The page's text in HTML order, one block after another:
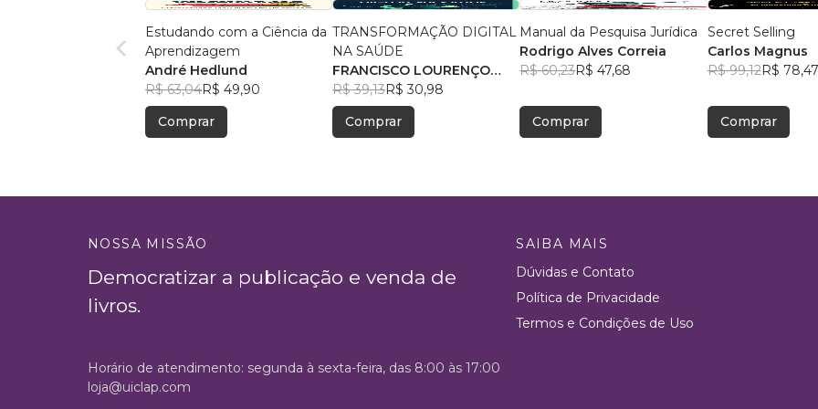
Estudando com a Ciência da
Aprendizagem
André Hedlund
R$ 63,04R$ 49,90
Comprar
TRANSFORMAÇÃO DIGITAL
NA SAÚDE
FRANCISCO LOURENÇO
DUARTE ARCE JUNIOR
R$ 39,13R$ 30,98
Comprar
Manual da Pesquisa Jurídica
Rodrigo Alves Correia
R$ 60,23R$ 47,68
Comprar
Secret Selling
Carlos Magnus
R$ 99,12R$ 78,47
Comprar
NOSSA MISSÃO
Democratizar a publicação e venda de
livros.
SAIBA MAIS
Dúvidas e Contato
Política de Privacidade
Termos e Condições de Uso
Horário de atendimento: segunda à sexta-feira, das 8:00 às 17:00
loja@uiclap.com